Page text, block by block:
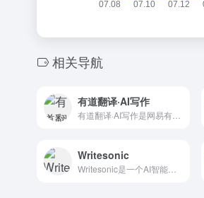
相关导航
有道翻译·AI写作
Writesonic